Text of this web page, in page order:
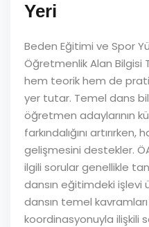
Yeri
Beden Eğitimi ve Spor
Öğretmenlik Alan Bilgisi
hem teorik hem de
yer tutar. Temel dans
öğretmen adaylarının
farkındalığını
gelişmesini destekler.
ilgili sorular genellikle
dansın eğitimdeki işlevi
dansın temel
koordinasyonuyla ilişkili